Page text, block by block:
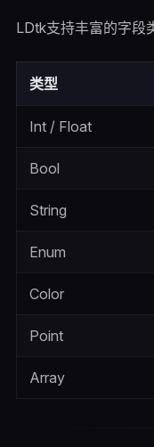
LDtk支持丰富的字段
类型
Int / Float
Bool
String
Enum
Color
Point
Array